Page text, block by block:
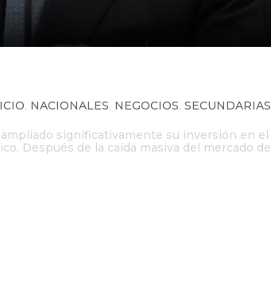
, NACIONALES, NEGOCIOS,SECUNDARIAS
significativamente su inversión en el
Después de la caída masiva del mercado de